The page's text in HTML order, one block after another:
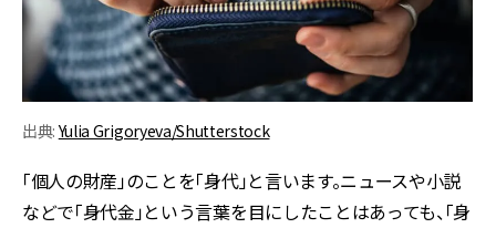
出典:Yulia Grigoryeva/Shutterstock
「個人の財産」のことを「身代」と言います。ニュースや小説
などで「身代金」という言葉を目にしたことはあっても、「身